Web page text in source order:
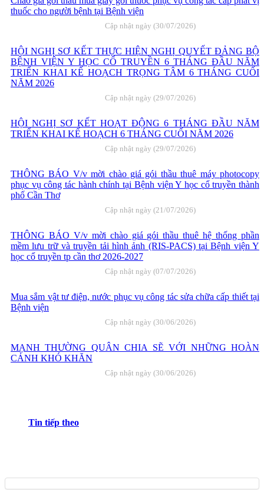
thuốc cho người bệnh tại Bệnh viện
Cập nhật ngày (30/07/2026)
HỘI NGHỊ SƠ KẾT THỰC HIỆN NGHỊ QUYẾT ĐẢNG BỘ
BỆNH VIỆN Y HỌC CỔ TRUYỀN 6 THÁNG ĐẦU NĂM
TRIỂN KHAI KẾ HOẠCH TRỌNG TÂM 6 THÁNG CUỐI
NĂM 2026
Cập nhật ngày (29/07/2026)
HỘI NGHỊ SƠ KẾT HOẠT ĐỘNG 6 THÁNG ĐẦU NĂM
TRIỂN KHAI KẾ HOẠCH 6 THÁNG CUỐI NĂM 2026
Cập nhật ngày (29/07/2026)
THÔNG BÁO V/v mời chào giá gói thầu thuê máy photocopy
phục vụ công tác hành chính tại Bệnh viện Y học cổ truyền thành
phố Cần Thơ
Cập nhật ngày (21/07/2026)
THÔNG BÁO V/v mời chào giá gói thầu thuê hệ thống phần
mềm lưu trữ và truyền tải hình ảnh (RIS-PACS) tại Bệnh viện Y
học cổ truyền tp cần thơ 2026-2027
Cập nhật ngày (07/07/2026)
Mua sắm vật tư điện, nước phục vụ công tác sửa chữa cấp thiết tại
Bệnh viện
Cập nhật ngày (30/06/2026)
MẠNH THƯỜNG QUÂN CHIA SẼ VỚI NHỮNG HOÀN
CẢNH KHÓ KHĂN
Cập nhật ngày (30/06/2026)
Tin tiếp theo